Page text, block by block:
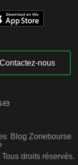
Contactez-nous
Blog Zonebourse
droits réservés.